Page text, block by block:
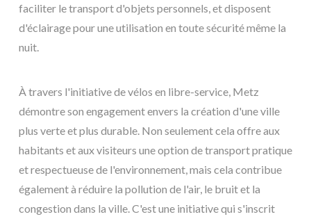
faciliter le transport d'objets personnels, et disposent
d'éclairage pour une utilisation en toute sécurité même la
nuit.
À travers l'initiative de vélos en libre-service, Metz
démontre son engagement envers la création d'une ville
plus verte et plus durable. Non seulement cela offre aux
habitants et aux visiteurs une option de transport pratique
et respectueuse de l'environnement, mais cela contribue
également à réduire la pollution de l'air, le bruit et la
congestion dans la ville. C'est une initiative qui s'inscrit